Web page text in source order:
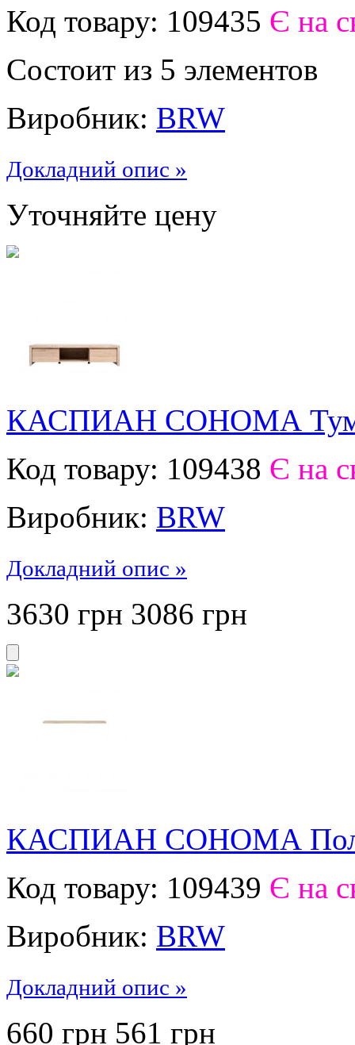
Код товару: 109435 Є на
Состоит из 5 элементов
Виробник: BRW
Докладний опис »
Уточняйте цену
КАСПИАН СОНОМА
Код товару: 109438 Є на
Виробник: BRW
Докладний опис »
3630 грн 3086 грн
КАСПИАН СОНОМА
Код товару: 109439 Є на
Виробник: BRW
Докладний опис »
660 грн 561 грн